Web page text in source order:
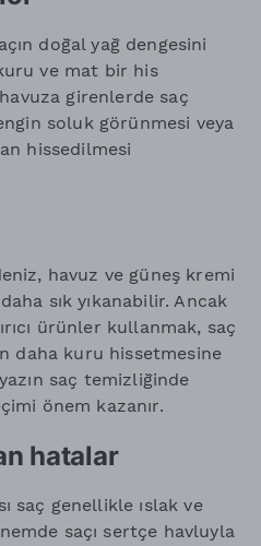
doğal yağ dengesini
ve mat bir his
girenlerde saç
soluk görünmesi veya
hissedilmesi
havuz ve güneş kremi
sık yıkanabilir. Ancak
ürünler kullanmak, saç
daha kuru hissetmesine
saç temizliğinde
önem kazanır.
hatalar
saç genellikle ıslak ve
saçı sertçe havluyla